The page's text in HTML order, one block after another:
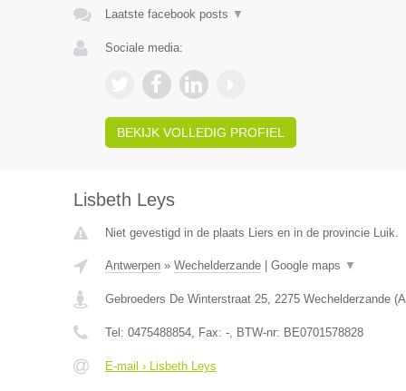
Laatste facebook posts ▼
Sociale media:
BEKIJK VOLLEDIG PROFIEL
Lisbeth Leys
Niet gevestigd in de plaats Liers en in de provincie Luik.
Antwerpen» Wechelderzande| Google maps ▼
Gebroeders De Winterstraat 25, 2275 Wechelderzande(
Tel: 0475488854, Fax: -, BTW-nr: BE0701578828
E-mail › Lisbeth Leys